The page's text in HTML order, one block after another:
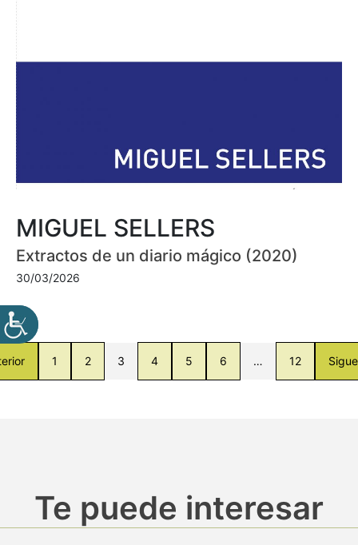
MIGUEL SELLERS
Extractos de un diario mágico (2020)
30/03/2026
1 2 3 4 5 6 … 12
Te puede interesar